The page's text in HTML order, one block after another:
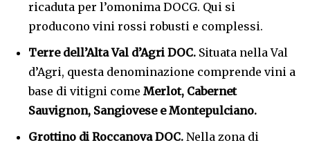
ricaduta per l’omonima DOCG. Qui si
producono vini rossi robusti e complessi.
Terre dell’Alta Val d’Agri DOC. Situata nella Val
d’Agri, questa denominazione comprende vini a
base di vitigni come Merlot, Cabernet
Sauvignon, Sangiovese e Montepulciano.
Grottino di Roccanova DOC. Nella zona di